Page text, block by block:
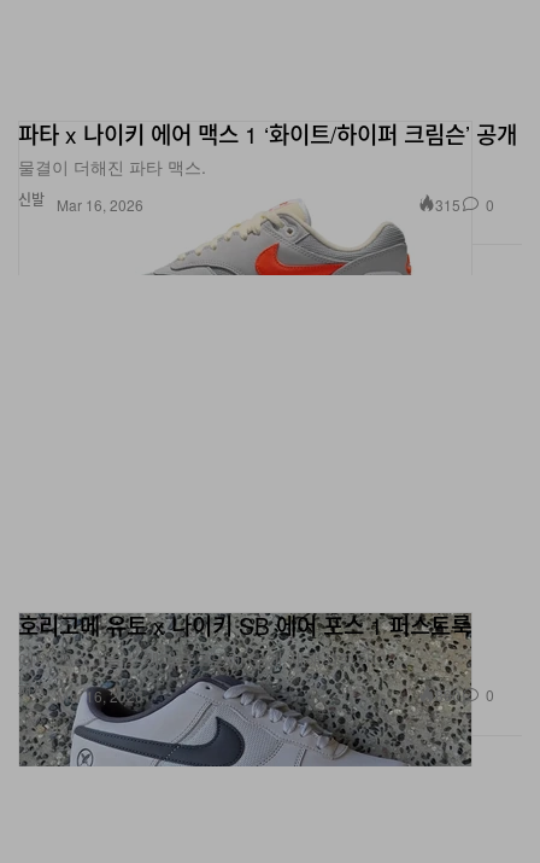
신발
파타 x 나이키 에어 맥스 1 ‘화이트/하이퍼 크림슨’ 공개
물결이 더해진 파타 맥스.
Mar 16, 2026 315 0
패션
호리고메 유토 x 나이키 SB 에어 포스 1 퍼스트룩
에어 포스 1을 스케이트보딩에 맞게 재해석했다.
Mar 16, 2026 890 0